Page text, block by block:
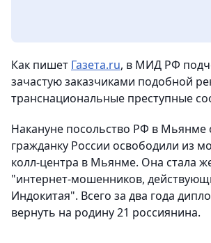
Как пишет Газета.ru, в МИД РФ
зачастую заказчиками подобной
транснациональные преступные
Накануне посольство РФ в Мьянме
гражданку России освободили из
колл-центра в Мьянме. Она стала
"интернет-мошенников,
Индокитая". Всего за два года
вернуть на родину 21 россиянина.